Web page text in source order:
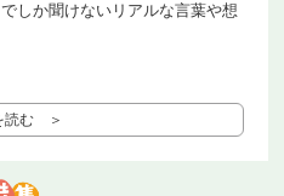
しか聞けないリアルな言葉や想
読む ＞